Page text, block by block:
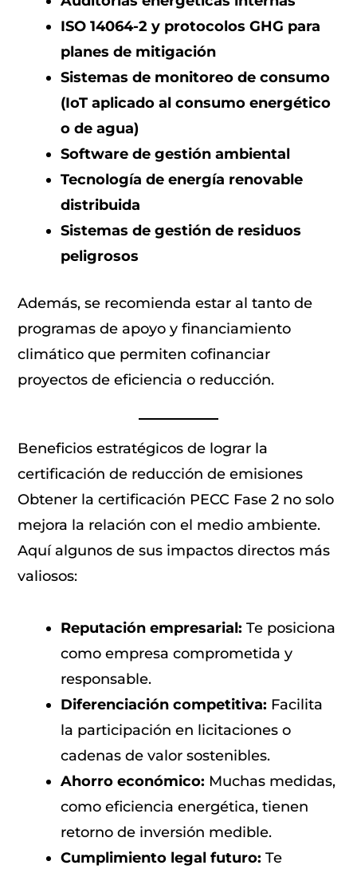
ISO 14064-2 y protocolos GHG para
planes de mitigación
Sistemas de monitoreo de consumo
(IoT aplicado al consumo energético
o de agua)
Software de gestión ambiental
Tecnología de energía renovable
distribuida
Sistemas de gestión de residuos
peligrosos
Además, se recomienda estar al tanto de
programas de apoyo y financiamiento
climático que permiten cofinanciar
proyectos de eficiencia o reducción.
Beneficios estratégicos de lograr la
certificación de reducción de emisiones
Obtener la certificación PECC Fase 2 no solo
mejora la relación con el medio ambiente.
Aquí algunos de sus impactos directos más
valiosos:
Reputación empresarial: Te posiciona
como empresa comprometida y
responsable.
Diferenciación competitiva: Facilita
la participación en licitaciones o
cadenas de valor sostenibles.
Ahorro económico: Muchas medidas,
como eficiencia energética, tienen
retorno de inversión medible.
Cumplimiento legal futuro: Te